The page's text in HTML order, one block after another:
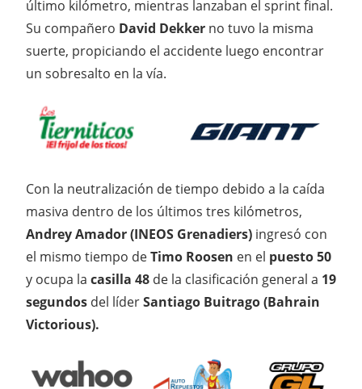
último kilómetro, mientras lanzaban el sprint final.
Su compañero David Dekker no tuvo la misma
suerte, propiciando el accidente luego encontrar
un sobresalto en la vía.
Con la neutralización de tiempo debido a la caída
masiva dentro de los últimos tres kilómetros,
Andrey Amador (INEOS Grenadiers) ingresó con
el mismo tiempo deTimo Roosen en el puesto 50
y ocupa la casilla 48 de la clasificación general a 19
segundos del líderSantiago Buitrago(Bahrain
Victorious).